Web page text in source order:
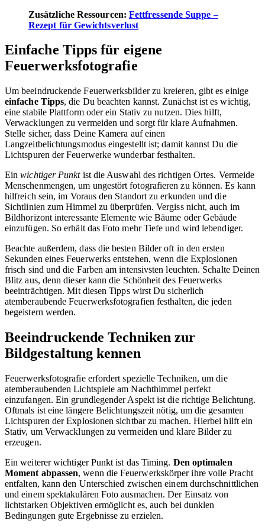
Zusätzliche Ressourcen: Fettfressende Suppe –
Rezept für Gewichtsverlust
Einfache Tipps für eigene
Feuerwerksfotografie
Um beeindruckende Feuerwerksbilder zu kreieren, gibt es einige
einfache Tipps, die Du beachten kannst. Zunächst ist es wichtig,
eine stabile Plattform oder ein Stativ zu nutzen. Dies hilft,
Verwacklungen zu vermeiden und sorgt für klare Aufnahmen.
Stelle sicher, dass Deine Kamera auf einen
Langzeitbelichtungsmodus eingestellt ist; damit kannst Du die
Lichtspuren der Feuerwerke wunderbar festhalten.
Einwichtiger Punktist die Auswahl des richtigen Ortes. Vermeide
Menschenmengen, um ungestört fotografieren zu können. Es kann
hilfreich sein, im Voraus den Standort zu erkunden und die
Sichtlinien zum Himmel zu überprüfen. Vergiss nicht, auch im
Bildhorizont interessante Elemente wie Bäume oder Gebäude
einzufügen. So erhält das Foto mehr Tiefe und wird lebendiger.
Beachte außerdem, dass die besten Bilder oft in den ersten
Sekunden eines Feuerwerks entstehen, wenn die Explosionen
frisch sind und die Farben am intensivsten leuchten. Schalte Deinen
Blitz aus, denn dieser kann die Schönheit des Feuerwerks
beeinträchtigen. Mit diesen Tipps wirst Du sicherlich
atemberaubende Feuerwerksfotografien festhalten, die jeden
begeistern werden.
Beeindruckende Techniken zur
Bildgestaltung kennen
Feuerwerksfotografie erfordert spezielle Techniken, um die
atemberaubenden Lichtspiele am Nachthimmel perfekt
einzufangen. Ein grundlegender Aspekt ist die richtige Belichtung.
Oftmals ist eine längere Belichtungszeit nötig, um die gesamten
Lichtspuren der Explosionen sichtbar zu machen. Hierbei hilft ein
Stativ, um Verwacklungen zu vermeiden und klare Bilder zu
erzeugen.
Ein weiterer wichtiger Punkt ist das Timing. Den optimalen
Moment abpassen, wenn die Feuerwerkskörper ihre volle Pracht
entfalten, kann den Unterschied zwischen einem durchschnittlichen
und einem spektakulären Foto ausmachen. Der Einsatz von
lichtstarken Objektiven ermöglicht es, auch bei dunklen
Bedingungen gute Ergebnisse zu erzielen.